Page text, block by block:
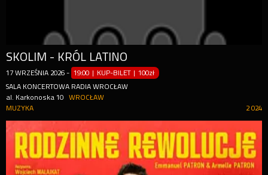
SKOLIM - KRÓL LATINO
17 WRZEŚNIA 2026 - 19:00 | KUP-BILET |100zł
SALA KONCERTOWA RADIA WROCŁAW
al. Karkonoska 10
WROCŁAW
2 024
MUZYKA